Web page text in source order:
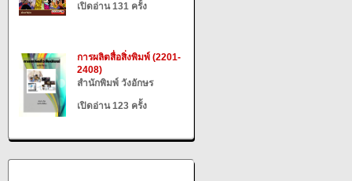
เปิดอ่าน 131 ครั้ง
การผลิตสื่อสิ่งพิมพ์ (2201-
2408)
สำนักพิมพ์ วังอักษร
เปิดอ่าน 123 ครั้ง